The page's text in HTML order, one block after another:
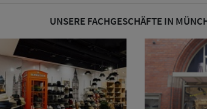
UNSERE FACHGESCHÄFTE IN